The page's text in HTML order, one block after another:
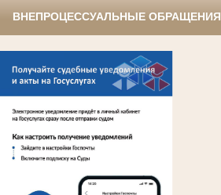
ВНЕПРОЦЕССУАЛЬНЫЕ ОБРАЩЕНИЯ